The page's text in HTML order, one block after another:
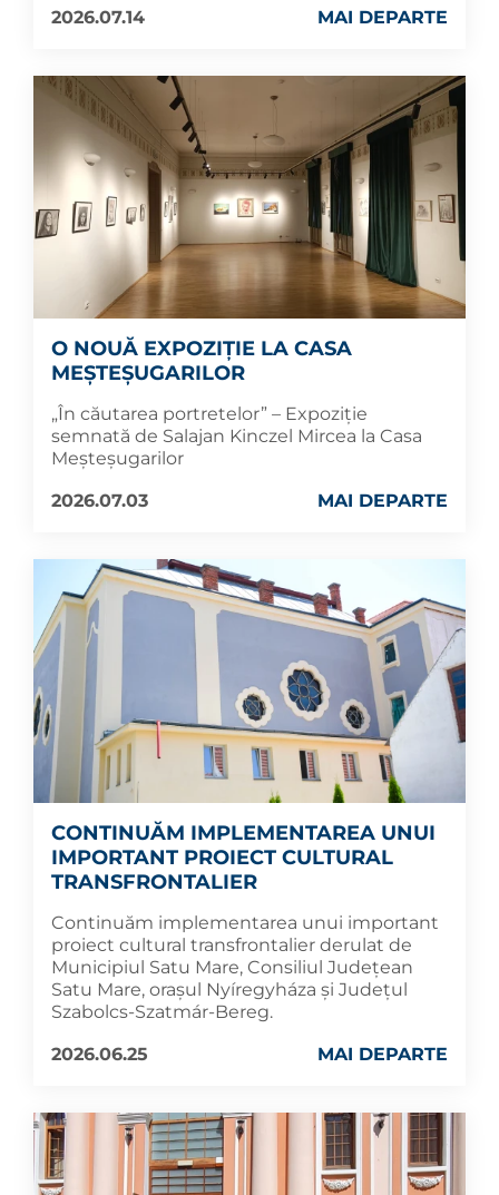
2026.07.14 MAI DEPARTE
O NOUĂ EXPOZIȚIE LA CASA
MEȘTEȘUGARILOR
„În căutarea portretelor” – Expoziție
semnată de Salajan Kinczel Mircea la Casa
Meșteșugarilor
2026.07.03
MAI DEPARTE
CONTINUĂM IMPLEMENTAREA UNUI
IMPORTANT PROIECT CULTURAL
TRANSFRONTALIER
Continuăm implementarea unui important
proiect cultural transfrontalier derulat de
Municipiul Satu Mare, Consiliul Județean
Satu Mare, orașul Nyíregyháza și Județul
Szabolcs-Szatmár-Bereg.
2026.06.25
MAI DEPARTE